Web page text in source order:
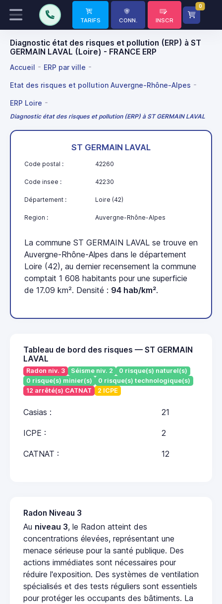
TARIFS CONN. INSCR
0
Diagnostic état des risques et pollution (ERP) à ST
GERMAIN LAVAL (Loire) - FRANCE ERP
Accueil ERP par ville
Etat des risques et pollution Auvergne-Rhône-Alpes
ERP Loire
Diagnostic état des risques et pollution (ERP) à ST GERMAIN LAVAL
ST GERMAIN LAVAL
Code postal : 42260
Code insee : 42230
Département : Loire (42)
Region : Auvergne-Rhône-Alpes
La commune ST GERMAIN LAVAL se trouve en
Auvergne-Rhône-Alpes dans le département
Loire (42), au dernier recensement la commune
comptait 1 608 habitants pour une superficie
de 17.09 km². Densité : 94 hab/km².
Tableau de bord des risques — ST GERMAIN
LAVAL
Radon niv. 3 Séisme niv. 2
0 risque(s) naturel(s)
0 risque(s) minier(s)
0 risque(s) technologique(s)
12 arrêté(s) CATNAT
2 ICPE
Casias : 21
ICPE : 2
CATNAT : 12
Radon Niveau 3
Au niveau 3, le Radon atteint des
concentrations élevées, représentant une
menace sérieuse pour la santé publique. Des
actions immédiates sont nécessaires pour
réduire l'exposition. Des systèmes de ventilation
spécialisés et des tests réguliers sont essentiels
pour protéger les occupants des bâtiments. La